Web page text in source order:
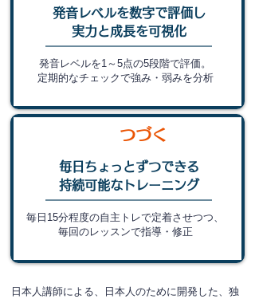
発音レベルを数字で評価し
実力と成長を可視化
発音レベルを1～5点の5段階で評価。
​定期的なチェックで強み・弱みを分析
つづく
毎日ちょっとずつできる
持続可能なトレーニング
毎日15分程度の自主トレで定着させつつ、
毎回のレッスンで指導・修正
​​日本人講師による、日本人のために開発した、独